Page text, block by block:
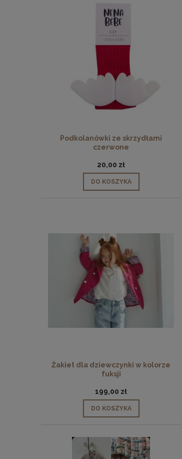
Podkolanówki ze skrzydłami
czerwone
20,00 zł
DO KOSZYKA
Żakiet dla dziewczynki w kolorze
fuksji
199,00 zł
DO KOSZYKA